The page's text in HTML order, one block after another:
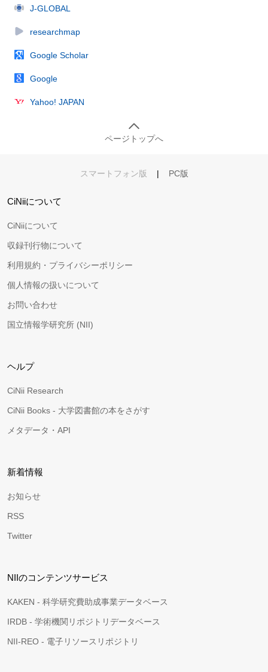
J-GLOBAL
researchmap
Google Scholar
Google
Yahoo! JAPAN
ページトップへ
スマートフォン版 | PC版
CiNiiについて
CiNiiについて
収録刊行物について
利用規約・プライバシーポリシー
個人情報の扱いについて
お問い合わせ
国立情報学研究所 (NII)
ヘルプ
CiNii Research
CiNii Books - 大学図書館の本をさがす
メタデータ・API
新着情報
お知らせ
RSS
Twitter
NIIのコンテンツサービス
KAKEN - 科学研究費助成事業データベース
IRDB - 学術機関リポジトリデータベース
NII-REO - 電子リソースリポジトリ